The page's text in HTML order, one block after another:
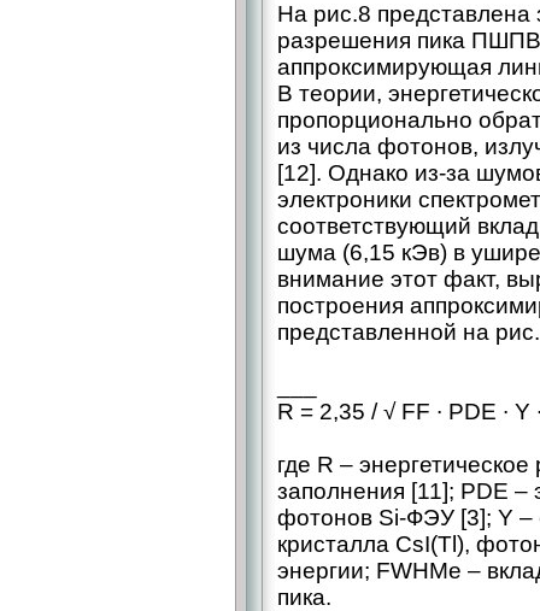
На рис.8 представлена
разрешения пика ПШПВ
аппроксимирующая
В теории,
пропорционально
из числа фотонов,
[12]. Однако из-за
электроники
соответствующий
шума (6,15 кЭв) в
внимание этот факт,
построения
представленной на
R = 2,35 / √ FF ∙ PDE ∙
где R –
заполнения [11]; PDE –
фотонов Si-ФЭУ [3]; Y –
кристалла CsI(Tl),
энергии; FWHMe –
пика.